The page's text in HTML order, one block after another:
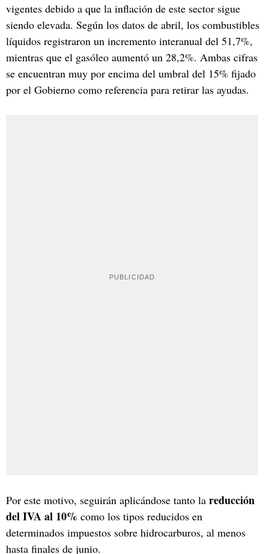
vigentes debido a que la inflación de este sector sigue
siendo elevada. Según los datos de abril, los combustibles
líquidos registraron un incremento interanual del 51,7%,
mientras que el gasóleo aumentó un 28,2%. Ambas cifras
se encuentran muy por encima del umbral del 15% fijado
por el Gobierno como referencia para retirar las ayudas.
Por este motivo, seguirán aplicándose tanto la reducción
del IVA al 10% como los tipos reducidos en
determinados impuestos sobre hidrocarburos, al menos
hasta finales de junio.